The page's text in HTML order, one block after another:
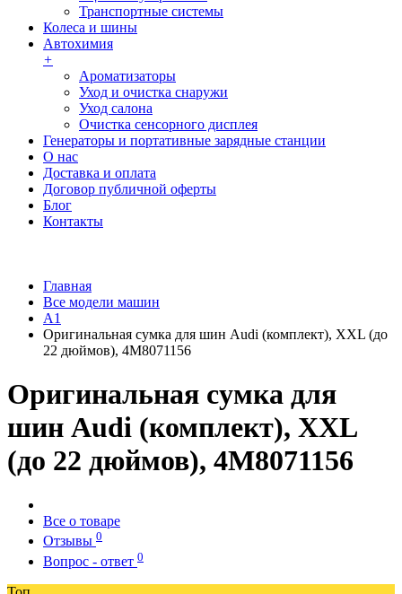
Транспортные системы
Колеса и шины
Автохимия
+
Ароматизаторы
Уход и очистка снаружи
Уход салона
Очистка сенсорного дисплея
Генераторы и портативные зарядные станции
О нас
Доставка и оплата
Договор публичной оферты
Блог
Контакты
Главная
Все модели машин
A1
Оригинальная сумка для шин Audi (комплект), XXL (до
22 дюймов), 4M8071156
Оригинальная сумка для
шин Audi (комплект), XXL
(до 22 дюймов), 4M8071156
Все о товаре
Отзывы 0
Вопрос - ответ 0